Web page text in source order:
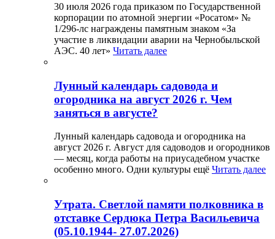
30 июля 2026 года приказом по Государственной
корпорации по атомной энергии «Росатом» №
1/296-лс награждены памятным знаком «За
участие в ликвидации аварии на Чернобыльской
АЭС. 40 лет» Читать далее
Лунный календарь садовода и
огородника на август 2026 г. Чем
заняться в августе?
Лунный календарь садовода и огородника на
август 2026 г. Август для садоводов и огородников
— месяц, когда работы на приусадебном участке
особенно много. Одни культуры ещё Читать далее
Утрата. Светлой памяти полковника в
отставке Сердюка Петра Васильевича
(05.10.1944- 27.07.2026)